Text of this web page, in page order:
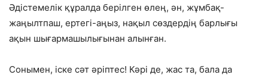
Әдістемелік құралда берілген өлең, ән, жұмбақ-
жаңылтпаш, ертегі-аңыз, нақыл сөздердің барлығы
ақын шығармашылығынан алынған.
Сонымен, іске сәт әріптес! Кәрі де, жас та, бала да